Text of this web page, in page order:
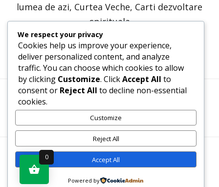
lumea de azi, Curtea Veche, Carti dezvoltare
spirituala
47,57lei
Termeni, Condiții & Protecția Datelor (GDPR)
WWW.RECENZII-CARTI.RO ©2026 TOATE DREPTURILE
REZERVATE
We respect your privacy
Cookies help us improve your experience,
deliver personalized content, and analyze
traffic. You can choose which cookies to allow
by clicking Customize. ClickAccept All to
consent or Reject All to decline non-essential
cookies.
Customize
Reject All
Accept All
Powered by
0
Vezi produsul în magazin